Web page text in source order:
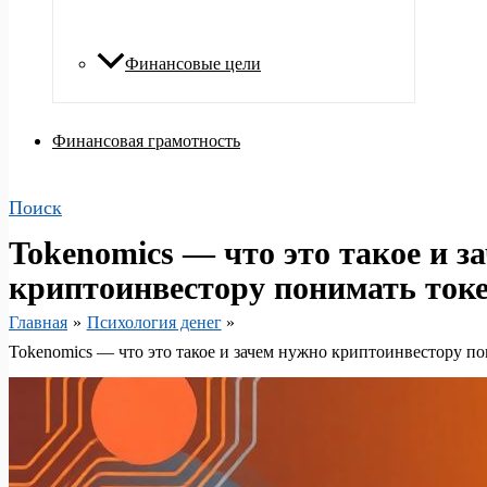
Финансовые цели
Финансовая грамотность
Поиск
Tokenomics — что это такое и
криптоинвестору понимать
Главная
Психология денег
Tokenomics — что это такое и зачем нужно криптоинвестору